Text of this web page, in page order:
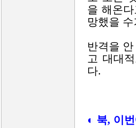
을 해온
망했을
반격을
고 대대
다.
◐ 북, 이